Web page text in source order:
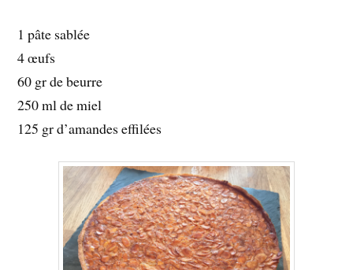
1 pâte sablée
4 œufs
60 gr de beurre
250 ml de miel
125 gr d’amandes effilées